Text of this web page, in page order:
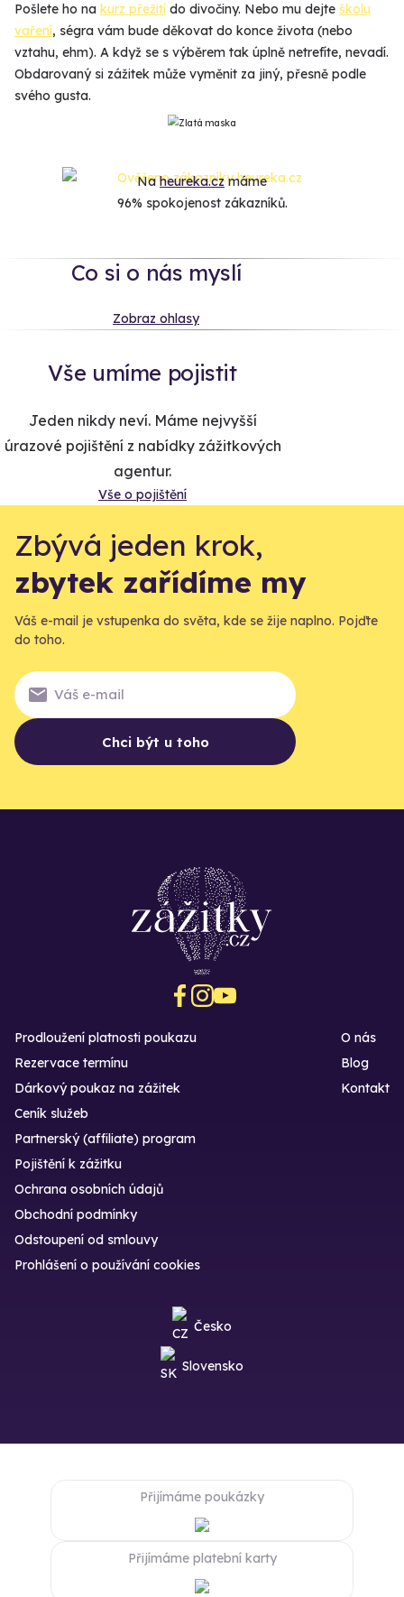
Pošlete ho na kurz přežití do divočiny. Nebo mu dejte školu
vaření, ségra vám bude děkovat do konce života (nebo
vztahu, ehm). A když se s výběrem tak úplně netrefíte, nevadí.
Obdarovaný si zážitek může vyměnit za jiný, přesně podle
svého gusta.
Naheureka.czmáme
96% spokojenost zákazníků.
Co si o nás myslí
Zobraz ohlasy
Vše umíme pojistit
Jeden nikdy neví. Máme nejvyšší
úrazové pojištění z nabídky zážitkových
agentur.
Vše o pojištění
Zbývá jeden krok,
zbytek zařídíme my
Váš e-mail je vstupenka do světa, kde se žije naplno. Pojďte
do toho.
Chci být u toho
Prodloužení platnosti poukazu
Rezervace termínu
Dárkový poukaz na zážitek
O nás
Blog
Kontakt
Ceník služeb
Partnerský (affiliate) program
Pojištění k zážitku
Ochrana osobních údajů
Obchodní podmínky
Odstoupení od smlouvy
Prohlášení o používání cookies
Česko
Slovensko
Přijímáme poukázky
Přijímáme platební karty